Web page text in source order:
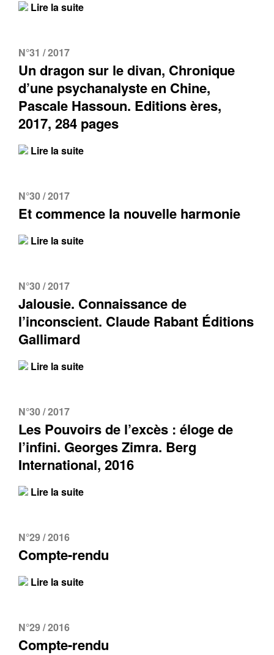
Lire la suite
N°31 / 2017
Un dragon sur le divan, Chronique
d’une psychanalyste en Chine,
Pascale Hassoun. Editions ères,
2017, 284 pages
Lire la suite
N°30 / 2017
Et commence la nouvelle harmonie
Lire la suite
N°30 / 2017
Jalousie. Connaissance de
l’inconscient. Claude Rabant Éditions
Gallimard
Lire la suite
N°30 / 2017
Les Pouvoirs de l’excès : éloge de
l’infini. Georges Zimra. Berg
International, 2016
Lire la suite
N°29 / 2016
Compte-rendu
Lire la suite
N°29 / 2016
Compte-rendu